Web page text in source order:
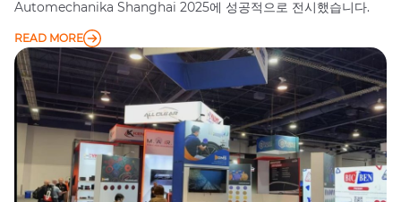
Automechanika Shanghai 2025에 성공적으로 전시했습니다.
READ MORE